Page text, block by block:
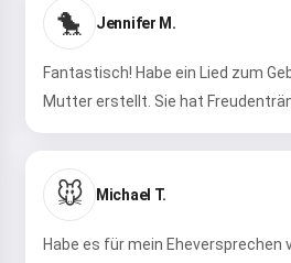
🐤 Jennifer M.
Fantastisch! Habe ein Lied zum
Mutter erstellt. Sie hat
🐭 Michael T.
Habe es für mein Eheversprechen
Hi 👋
Ich kann Lieder
schreiben und